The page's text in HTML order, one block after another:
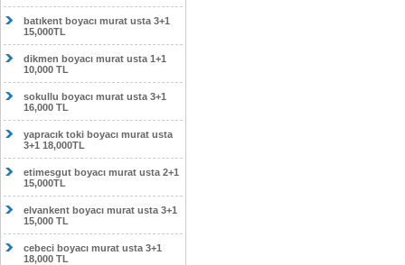
batıkent boyacı murat usta 3+1
15,000TL
dikmen boyacı murat usta 1+1
10,000 TL
sokullu boyacı murat usta 3+1
16,000 TL
yapracık toki boyacı murat usta
3+1 18,000TL
etimesgut boyacı murat usta 2+1
15,000TL
elvankent boyacı murat usta 3+1
15,000 TL
cebeci boyacı murat usta 3+1
18,000 TL